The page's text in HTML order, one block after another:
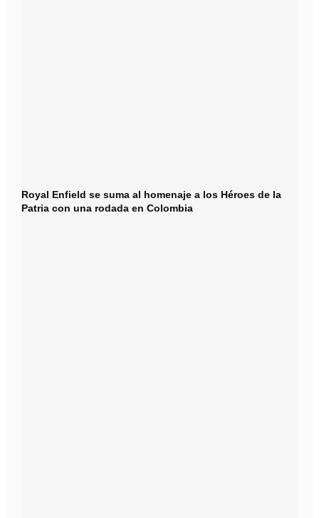
Royal Enfield se suma al homenaje a los Héroes de la
Patria con una rodada en Colombia